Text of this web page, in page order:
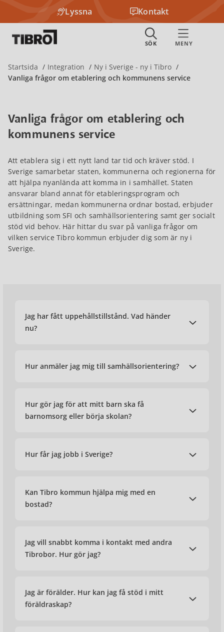
Lyssna Kontakt
Startsida Integration
Ny i Sverige - ny i Tibro
Vanliga frågor om etablering och kommunens service
Vanliga frågor om etablering och
kommunens service
Att etablera sig i ett nytt land tar tid och kräver stöd. I
Sverige samarbetar staten, kommunerna och regionerna för
att hjälpa nyanlända att komma in i samhället. Staten
ansvarar bland annat för etableringsprogram och
ersättningar, medan kommunerna ordnar bostad, erbjuder
utbildning som SFI och samhällsorientering samt ger socialt
stöd vid behov. Här hittar du svar på vanliga frågor om
vilken service Tibro kommun erbjuder dig som är ny i
Sverige.
Jag har fått uppehållstillstånd. Vad händer
nu?
Hur anmäler jag mig till samhällsorientering?
Hur gör jag för att mitt barn ska få
barnomsorg eller börja skolan?
Hur får jag jobb i Sverige?
Kan Tibro kommun hjälpa mig med en
bostad?
Jag vill snabbt komma i kontakt med andra
Tibrobor. Hur gör jag?
Jag är förälder. Hur kan jag få stöd i mitt
föräldraskap?